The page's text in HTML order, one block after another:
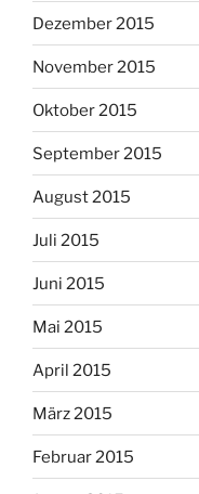
Dezember 2015
November 2015
Oktober 2015
September 2015
August 2015
Juli 2015
Juni 2015
Mai 2015
April 2015
März 2015
Februar 2015